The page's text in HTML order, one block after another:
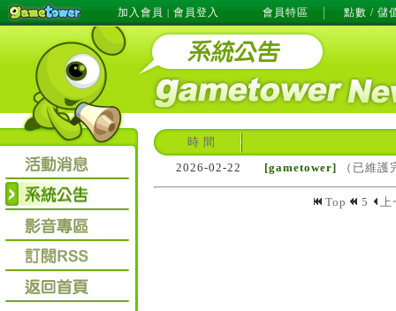
加入會員 | 會員登入 會員特區 點數 / 儲
時 間
2026-02-22
[gametower] （已維
Top 5 上